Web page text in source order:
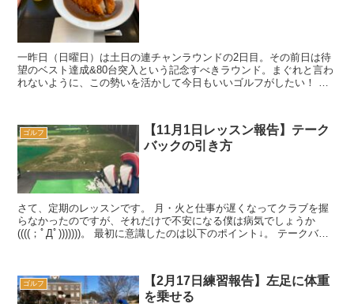
一昨日（日曜日）は土日の連チャンラウンドの2日目。その前日は待
望のベスト達成&80台突入という記念すべきラウンド。まぐれと言わ
れないように、この勢いを活かして今日もいいゴルフがしたい！ ち
ゴルフ
【11月1日レッスン報告】テーク
バックの引き方
さて、定期のレッスンです。 月・火と仕事が遅くなってクラブを握
らなかったのですが、それだけで不安になる僕は病気でしょうか
((((；ﾟДﾟ)))))))。 最初に意識したのは以下のポイント↓。 テークバッ
ゴルフ
【2月17日練習報告】左足に体重
を乗せる